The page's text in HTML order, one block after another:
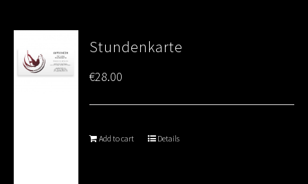
Stundenkarte
€28.00
Add to cart Details